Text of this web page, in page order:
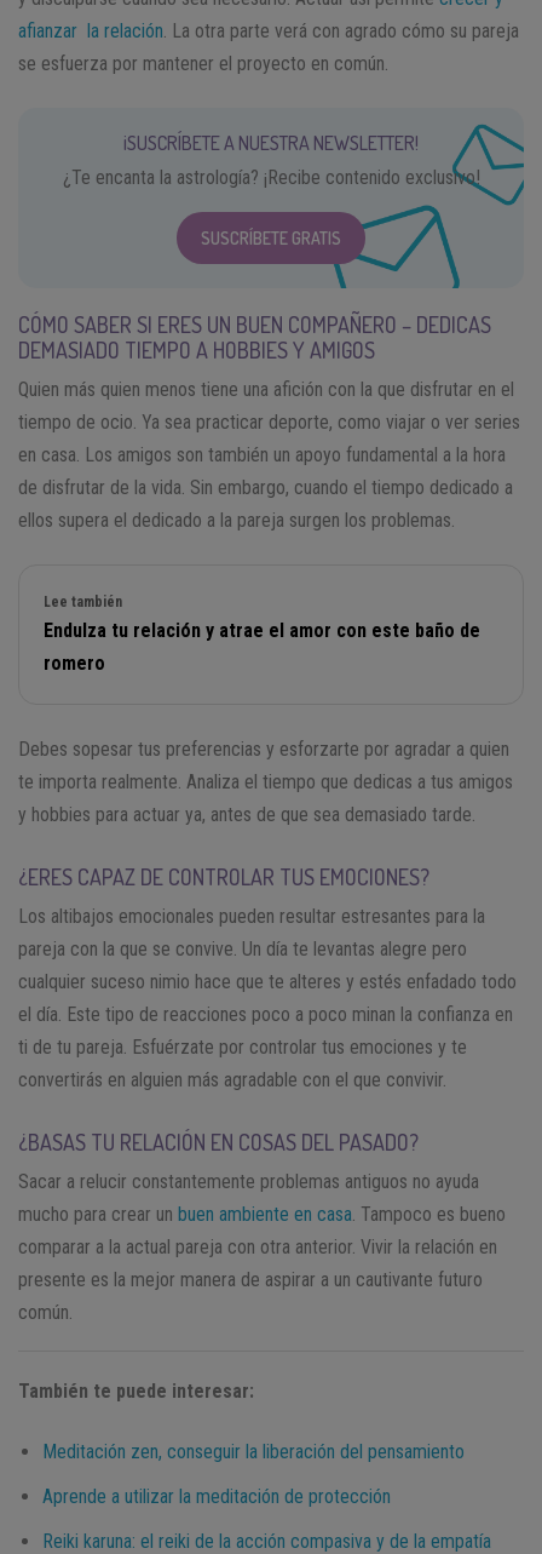
afianzar la relación . La otra parte verá con agrado cómo su pareja
se esfuerza por mantener el proyecto en común.
¡SUSCRÍBETE A NUESTRA NEWSLETTER!
¿Te encanta la astrología? ¡Recibe contenido exclusivo!
SUSCRÍBETE GRATIS
CÓMO SABER SI ERES UN BUEN COMPAÑERO – DEDICAS
DEMASIADO TIEMPO A HOBBIES Y AMIGOS
Quien más quien menos tiene una afición con la que disfrutar en el
tiempo de ocio. Ya sea practicar deporte, como viajar o ver series
en casa. Los amigos son también un apoyo fundamental a la hora
de disfrutar de la vida. Sin embargo, cuando el tiempo dedicado a
ellos supera el dedicado a la pareja surgen los problemas.
Lee también
Endulza tu relación y atrae el amor con este baño de
romero
Debes sopesar tus preferencias y esforzarte por agradar a quien
te importa realmente. Analiza el tiempo que dedicas a tus amigos
y hobbies para actuar ya, antes de que sea demasiado tarde.
¿ERES CAPAZ DE CONTROLAR TUS EMOCIONES?
Los altibajos emocionales pueden resultar estresantes para la
pareja con la que se convive. Un día te levantas alegre pero
cualquier suceso nimio hace que te alteres y estés enfadado todo
el día. Este tipo de reacciones poco a poco minan la confianza en
ti de tu pareja. Esfuérzate por controlar tus emociones y te
convertirás en alguien más agradable con el que convivir.
¿BASAS TU RELACIÓN EN COSAS DEL PASADO?
Sacar a relucir constantemente problemas antiguos no ayuda
mucho para crear un buen ambiente en casa . Tampoco es bueno
comparar a la actual pareja con otra anterior. Vivir la relación en
presente es la mejor manera de aspirar a un cautivante futuro
común.
También te puede interesar:
Meditación zen, conseguir la liberación del pensamiento
Aprende a utilizar la meditación de protección
Reiki karuna: el reiki de la acción compasiva y de la empatía